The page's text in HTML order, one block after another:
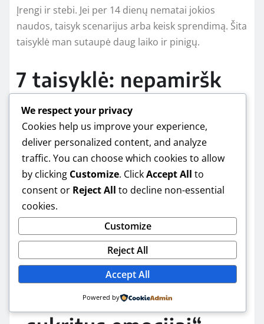
Įrengi ir stebi. Jei per 14 dienų nematai jokios
naudos, taisyk scenarijus arba keisk sprendimą. Šita
taisyklė man sutaupė daug laiko ir pinigų.
7 taisyklė: nepamiršk
montavimo ir darbo
laiko
Net jei įrenginys pigus, montavimas gali kainuoti.
Kamera prie lauko dažnai reikalauja laidų, gręžimo,
sandarinimo. Jei turi mažai laiko, įvertink, ar pats
padarysi, ar reikės meistro.
8 taisyklė: planuok iš
anksto, ne perkant
We respect your privacy
Cookies help us improve your experience,
deliver personalized content, and analyze
traffic. You can choose which cookies to allow
by clicking Customize. ClickAccept All to
consent or Reject All to decline non-essential
cookies.
Customize
Reject All
Accept All
Powered by